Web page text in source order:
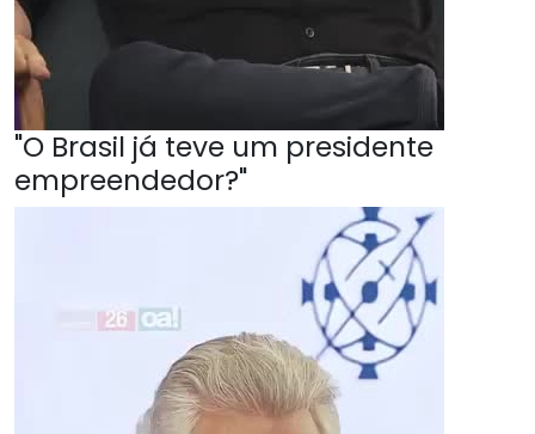
"O Brasil já teve um presidente
empreendedor?"